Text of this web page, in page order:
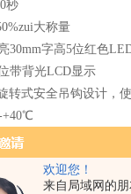
欢迎您！
来自局域网的
大称量
字高5位红色
背光LCD显示
全吊钩设计，使
静置30分钟或电
电池寿命